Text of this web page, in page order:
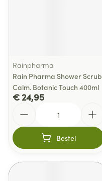
Rainpharma
Rain Pharma Shower Scrub
Calm. Botanic Touch 400ml
€ 24,95
Bestel